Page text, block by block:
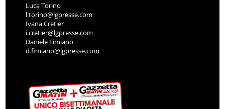
Luca Torino
l.torino@lgpresse.com
Ivana Cretier
i.cretier@lgpresse.com
Daniele Fimiano
d.fimiano@lgpresse.com